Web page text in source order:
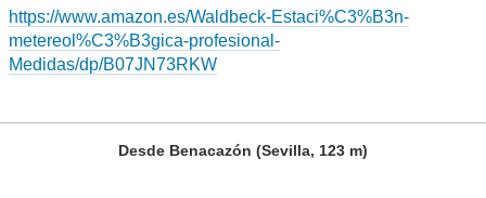
https://www.amazon.es/Waldbeck-Estaci%C3%B3n-
metereol%C3%B3gica-profesional-
Medidas/dp/B07JN73RKW
Desde Benacazón (Sevilla, 123 m)